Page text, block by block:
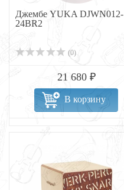
Джембе YUKA DJWN012-
24BR2
(0)
21 680 ₽
В корзину